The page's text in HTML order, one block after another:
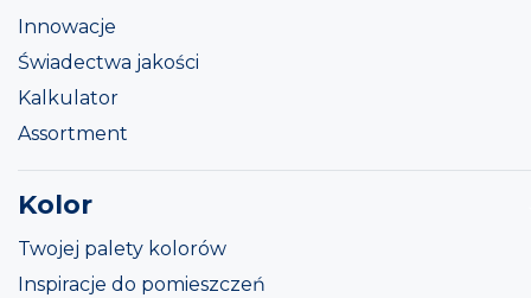
Innowacje
Świadectwa jakości
Kalkulator
Assortment
Kolor
Twojej palety kolorów
Inspiracje do pomieszczeń